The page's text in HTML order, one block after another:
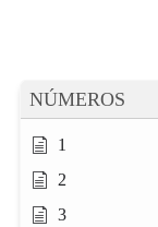
NÚMEROS
1
2
3